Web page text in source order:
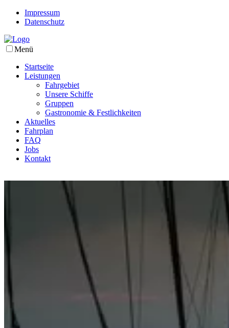
Impressum
Datenschutz
Menü
Startseite
Leistungen
Fahrgebiet
Unsere Schiffe
Gruppen
Gastronomie & Festlichkeiten
Aktuelles
Fahrplan
FAQ
Jobs
Kontakt